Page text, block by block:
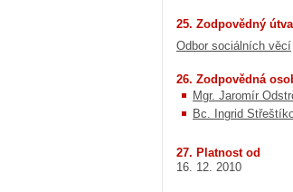
25. Zodpovědný
Odbor sociálních věcí
26. Zodpovědná
Mgr. Jaromír
Bc. Ingrid
27. Platnost od
16. 12. 2010